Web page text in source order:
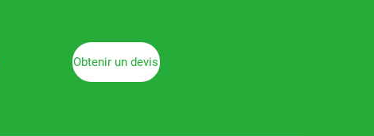
Obtenir un devis